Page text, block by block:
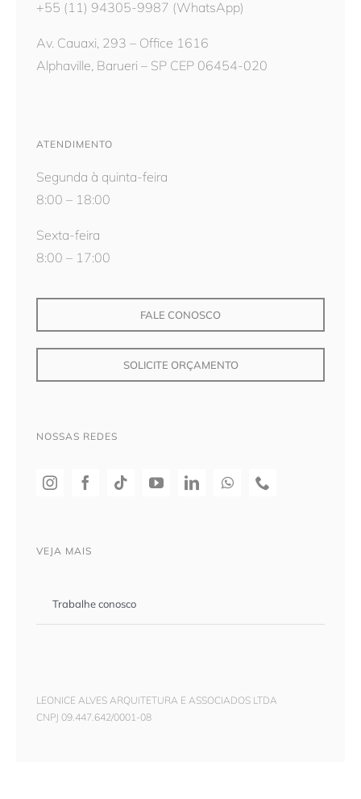
+55 (11) 94305-9987 (WhatsApp)
Av. Cauaxi, 293 – Office 1616
Alphaville, Barueri – SP CEP 06454-020
ATENDIMENTO
Segunda à quinta-feira
8:00 – 18:00
Sexta-feira
8:00 – 17:00
FALE CONOSCO
SOLICITE ORÇAMENTO
NOSSAS REDES
VEJA MAIS
Trabalhe conosco
LEONICE ALVES ARQUITETURA E ASSOCIADOS LTDA
CNPJ 09.447.642/0001-08